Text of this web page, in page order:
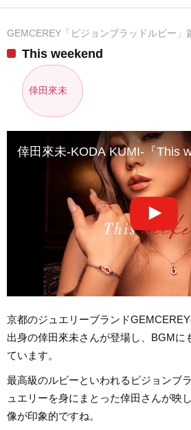
GEMCEREY「ピジョンブラッドルビー」
This weekend
倖田來未
倖田來未-KODA KUMI-『This
京都のジュエリーブランド
出身の倖田來未さんが登場し、BGMに
ています。
最高級のルビーといわれるピジョンブ
ュエリーを身にまとった倖田さんが映
像が印象的ですね。